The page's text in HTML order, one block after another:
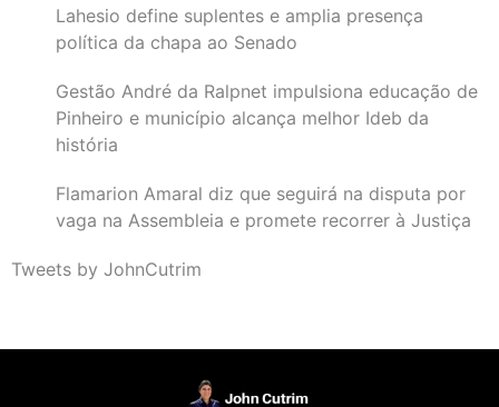
Lahesio define suplentes e amplia presença
política da chapa ao Senado
Gestão André da Ralpnet impulsiona educação de
Pinheiro e município alcança melhor Ideb da
história
Flamarion Amaral diz que seguirá na disputa por
vaga na Assembleia e promete recorrer à Justiça
Tweets by JohnCutrim